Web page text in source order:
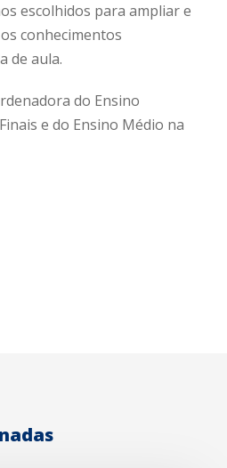
escolhidos para ampliar e
conhecimentos
de aula.
do Ensino
e do Ensino Médio na